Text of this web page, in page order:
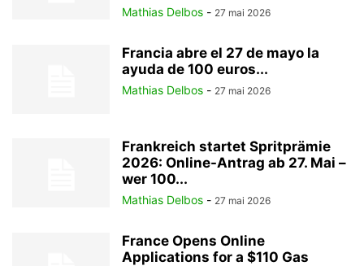
Mathias Delbos - 27 mai 2026
Francia abre el 27 de mayo la
ayuda de 100 euros...
Mathias Delbos - 27 mai 2026
Frankreich startet Spritprämie
2026: Online-Antrag ab 27. Mai –
wer 100...
Mathias Delbos - 27 mai 2026
France Opens Online
Applications for a $110 Gas